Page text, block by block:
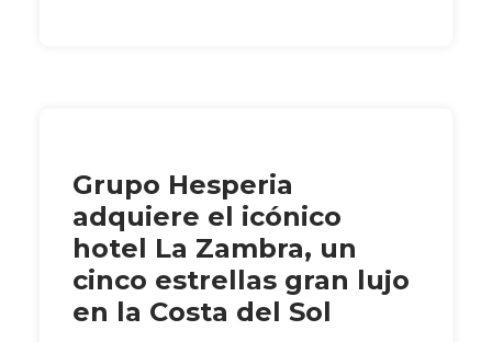
Grupo Hesperia
adquiere el icónico
hotel La Zambra, un
cinco estrellas gran lujo
en la Costa del Sol